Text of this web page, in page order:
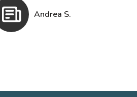
Andrea S.